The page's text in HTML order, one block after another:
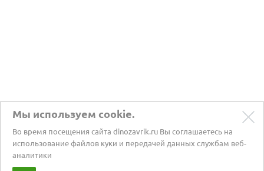
Мы используем cookie.
Во время посещения сайта dinozavrik.ru Вы соглашаетесь на
использование файлов куки и передачей данных службам веб-
аналитики